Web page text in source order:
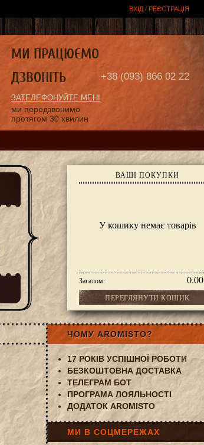
ВХІД / РЕЄСТРАЦІЯ
ВАШІ ПОКУПКИ
У кошику немає товарів
Загалом: 0.00
ПЕРЕГЛЯНУТИ КОШИК
+38 (093) 866 02 22
ЗАТЕЛЕФОНУЙТЕ МЕНІ
ми передзвонимо
протягом 30 хвилин
МИ ПРАЦЮЄМО
ДЗВОНІТЬ
ЧОМУ AROMISTO?
17 РОКІВ УСПІШНОЇ РОБОТИ
БЕЗКОШТОВНА ДОСТАВКА
ТЕЛЕГРАМ БОТ
ПРОГРАМА ЛОЯЛЬНОСТІ
ДОДАТОК AROMISTO
МИ В СОЦМЕРЕЖАХ